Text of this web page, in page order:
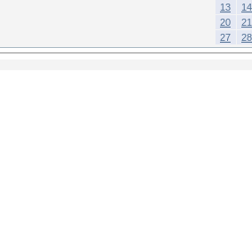
13
14
20
21
27
28